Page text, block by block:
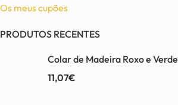
Os meus cupões
PRODUTOS RECENTES
Colar de Madeira Roxo e Verde
11,07€